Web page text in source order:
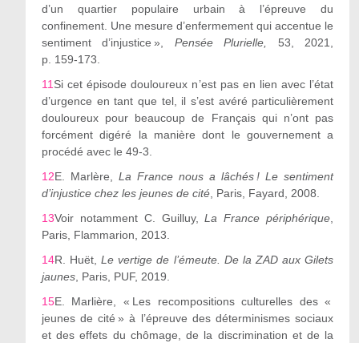
d’un quartier populaire urbain à l’épreuve du
confinement. Une mesure d’enfermement qui accentue le
sentiment d’injustice », Pensée Plurielle, 53, 2021,
p. 159-173.
11Si cet épisode douloureux n’est pas en lien avec l’état
d’urgence en tant que tel, il s’est avéré particulièrement
douloureux pour beaucoup de Français qui n’ont pas
forcément digéré la manière dont le gouvernement a
procédé avec le 49-3.
12E. Marlère, La France nous a lâchés ! Le sentiment
d’injustice chez les jeunes de cité, Paris, Fayard, 2008.
13Voir notamment C. Guilluy,La France périphérique,
Paris, Flammarion, 2013.
14R. Huët,Le vertige de l’émeute. De la ZAD aux Gilets
jaunes, Paris, PUF, 2019.
15E. Marlière, « Les recompositions culturelles des «
jeunes de cité » à l’épreuve des déterminismes sociaux
et des effets du chômage, de la discrimination et de la